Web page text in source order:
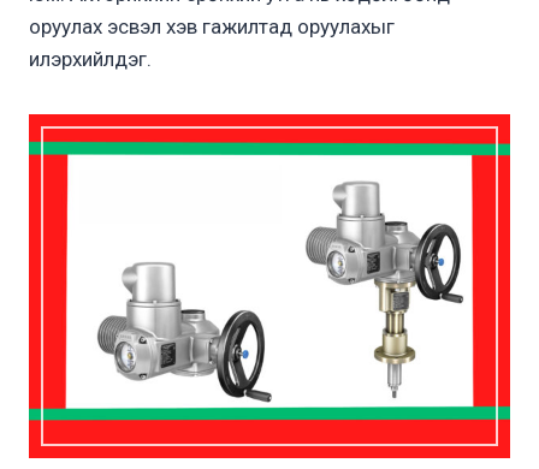
оруулах эсвэл хэв гажилтад оруулахыг
илэрхийлдэг.